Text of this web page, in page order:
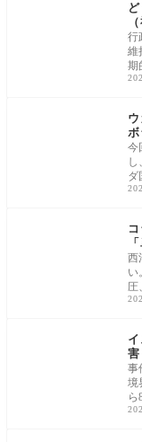
除
行
維
期
階
今
し
ダ
れ
西
い
圧
れ
事
境
ら
コ